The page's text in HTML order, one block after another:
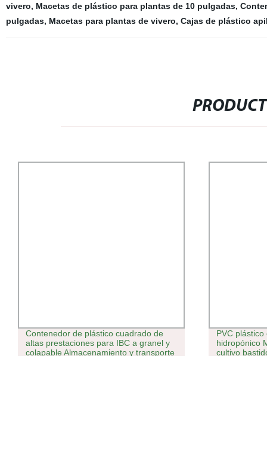
vivero, Macetas de plástico para plantas de 10 pulgadas,
pulgadas, Macetas para plantas de vivero, Cajas de plástico
Contenedor de plástico cuadrado de
altas prestaciones para IBC a granel y
colapable Almacenamiento y transporte
PVC
hidropónico
cultivo